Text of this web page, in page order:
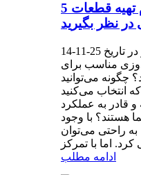
5 عامل مهم که باید هنگام تهیه قطعات
نظر بگیرید
25-11-14
مناسب برای
می‌توانید
انتخاب می‌کنید
قادر به عملکرد
هستند؟ با وجود
به راحتی می‌توان
ادامه مطلب